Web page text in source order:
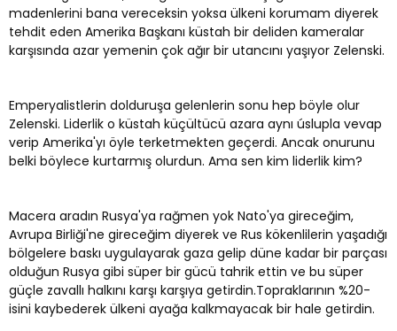
madenlerini bana vereceksin yoksa ülkeni korumam diyerek
tehdit eden Amerika Başkanı küstah bir deliden kameralar
karşısında azar yemenin çok ağır bir utancını yaşıyor Zelenski.
Emperyalistlerin dolduruşa gelenlerin sonu hep böyle olur
Zelenski. Liderlik o küstah küçültücü azara aynı úslupla vevap
verip Amerika'yı öyle terketmekten geçerdi. Ancak onurunu
belki böylece kurtarmış olurdun. Ama sen kim liderlik kim?
Macera aradın Rusya'ya rağmen yok Nato'ya gireceğim,
Avrupa Birliği'ne gireceğim diyerek ve Rus kökenlilerin yaşadığı
bölgelere baskı uygulayarak gaza gelip düne kadar bir parçası
olduğun Rusya gibi süper bir gücü tahrik ettin ve bu süper
güçle zavallı halkını karşı karşıya getirdin.Topraklarının %20-
isini kaybederek ülkeni ayağa kalkmayacak bir hale getirdin.